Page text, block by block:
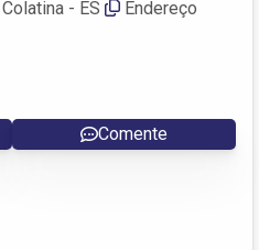
- ES
Endereço
Comente